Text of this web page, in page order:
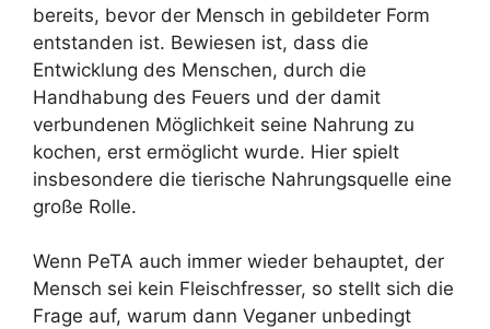
bereits, bevor der Mensch in gebildeter Form
entstanden ist. Bewiesen ist, dass die
Entwicklung des Menschen, durch die
Handhabung des Feuers und der damit
verbundenen Möglichkeit seine Nahrung zu
kochen, erst ermöglicht wurde. Hier spielt
insbesondere die tierische Nahrungsquelle eine
große Rolle.
Wenn PeTA auch immer wieder behauptet, der
Mensch sei kein Fleischfresser, so stellt sich die
Frage auf, warum dann Veganer unbedingt